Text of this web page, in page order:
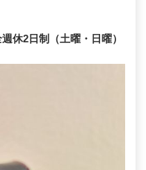
休2日制（土曜・日曜）